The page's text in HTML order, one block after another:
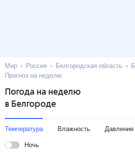
Мир Россия Белгородская область
Прогноз на неделю
Погода на неделю
в Белгороде
Температура Влажность Давление
Ночь